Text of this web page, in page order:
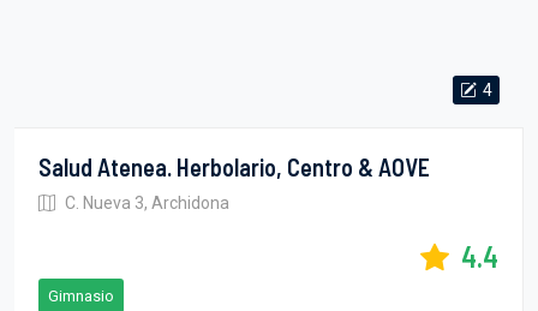
4
Salud Atenea. Herbolario, Centro & AOVE
C. Nueva 3, Archidona
4.4
Gimnasio